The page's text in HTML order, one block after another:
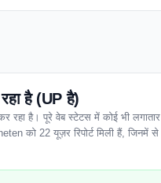
है (UP है)
है। पूरे वेब स्टेटस में कोई भी लगातार
को 22 यूज़र रिपोर्ट मिली हैं, जिनमें से